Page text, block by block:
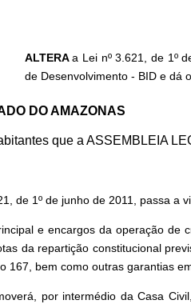
ALTERAa Lei nº 3.621, de 1º
de Desenvolvimento - BID e dá
DO AMAZONAS
que a ASSEMBLEIA
de 1º de junho de 2011, passa a
e encargos da operação de
da repartição constitucional
167, bem como outras garantias
por intermédio da Casa